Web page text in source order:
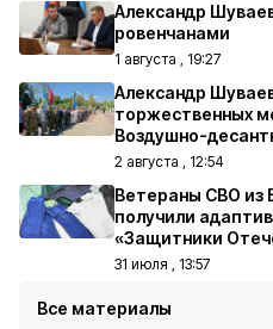
Александр
ровенчанами
1 августа , 19:27
Александр
торжественных
Воздушно-
2 августа , 12:54
Ветераны СВО из
получили
«Защитники
31 июля , 13:57
Все материалы